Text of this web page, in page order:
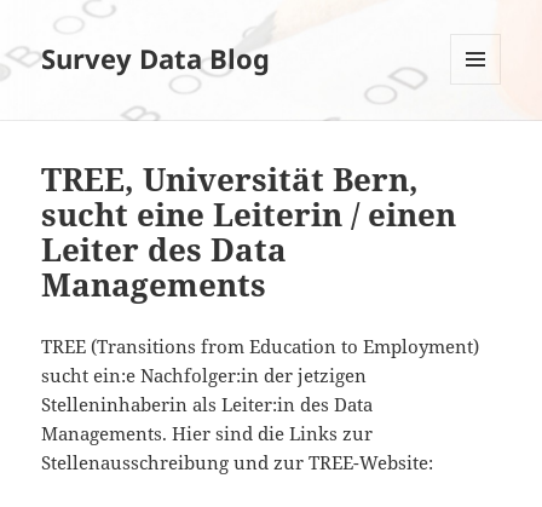
Survey Data Blog
TREE, Universität Bern,
sucht eine Leiterin / einen
Leiter des Data
Managements
TREE (Transitions from Education to Employment)
sucht ein:e Nachfolger:in der jetzigen
Stelleninhaberin als Leiter:in des Data
Managements. Hier sind die Links zur
Stellenausschreibung und zur TREE-Website: